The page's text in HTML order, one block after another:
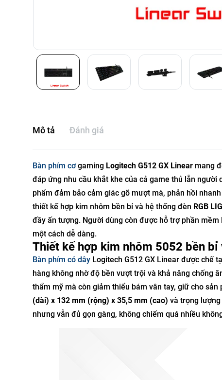
Mô tả Đánh giá
Bàn phím cơgaming Logitech G512 GX Linear mang
đáp ứng nhu cầu khắt khe của cả game thủ lẫn người
phẩm đảm bảo cảm giác gõ mượt mà, phản hồi
thiết kế hợp kim nhôm bền bỉ và hệ thống đèn RGB
đầy ấn tượng. Người dùng còn được hỗ trợ phần mềm
một cách dễ dàng.
Thiết kế hợp kim nhôm 5052 bền bỉ
Bàn phím có dây Logitech G512 GX Linear được chế
hàng không nhờ độ bền vượt trội và khả năng chống
thẩm mỹ mà còn giảm thiểu bám vân tay, giữ cho
(dài) x 132 mm (rộng) x 35,5 mm (cao) và trọng lượng
nhưng vẫn đủ gọn gàng, không chiếm quá nhiều